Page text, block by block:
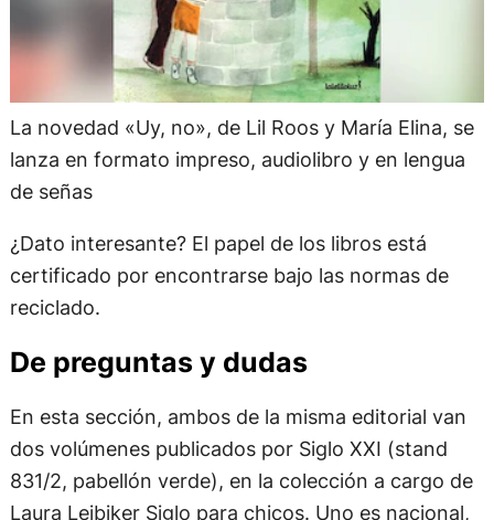
La novedad «Uy, no», de Lil Roos y María Elina, se
lanza en formato impreso, audiolibro y en lengua
de señas
¿Dato interesante? El papel de los libros está
certificado por encontrarse bajo las normas de
reciclado.
De preguntas y dudas
En esta sección, ambos de la misma editorial van
dos volúmenes publicados por Siglo XXI (stand
831/2, pabellón verde), en la colección a cargo de
Laura Leibiker Siglo para chicos. Uno es nacional,